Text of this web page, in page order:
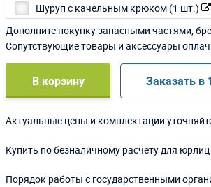
Шуруп с качельным крюком (1 шт.)
Дополните покупку запасными частями,
Сопутствующие товары и аксессуары
В корзину Заказать в
Актуальные цены и комплектации
Купить по безналичному расчету для юрлиц
Порядок работы с государственными